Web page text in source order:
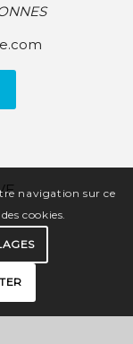
navigation sur ce
cookies.